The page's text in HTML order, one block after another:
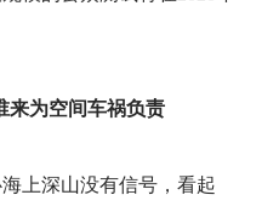
来为空间车祸负责
上深山没有信号，看起